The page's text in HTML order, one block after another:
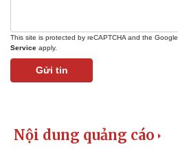
This site is protected by reCAPTCHA and the Google
Service apply.
Gửi tin